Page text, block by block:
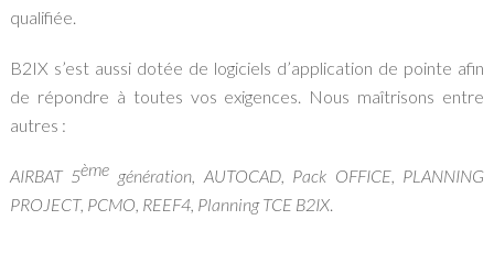
qualifiée.
B2IX s’est aussi dotée de logiciels d’application de pointe afin
de répondre à toutes vos exigences. Nous maîtrisons entre
autres :
AIRBAT 5ème génération, AUTOCAD, Pack OFFICE, PLANNING
PROJECT, PCMO, REEF4, Planning TCE B2IX.